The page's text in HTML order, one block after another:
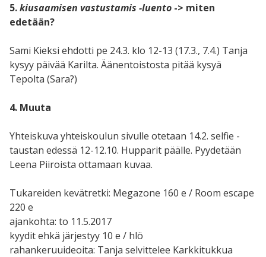
5.kiusaamisen vastustamis -luento -> miten
edetään?
Sami Kieksi ehdotti pe 24.3. klo 12-13 (17.3., 7.4.) Tanja
kysyy päivää Karilta. Äänentoistosta pitää kysyä
Tepolta (Sara?)
4. Muuta
Yhteiskuva yhteiskoulun sivulle otetaan 14.2. selfie -
taustan edessä 12-12.10. Hupparit päälle. Pyydetään
Leena Piiroista ottamaan kuvaa.
Tukareiden kevätretki: Megazone 160 e / Room escape
220 e
ajankohta: to 11.5.2017
kyydit ehkä järjestyy 10 e / hlö
rahankeruuideoita: Tanja selvittelee Karkkitukkua